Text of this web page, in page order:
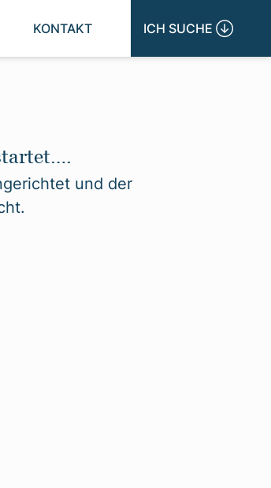
KONTAKT ICH SUCHE 
und der